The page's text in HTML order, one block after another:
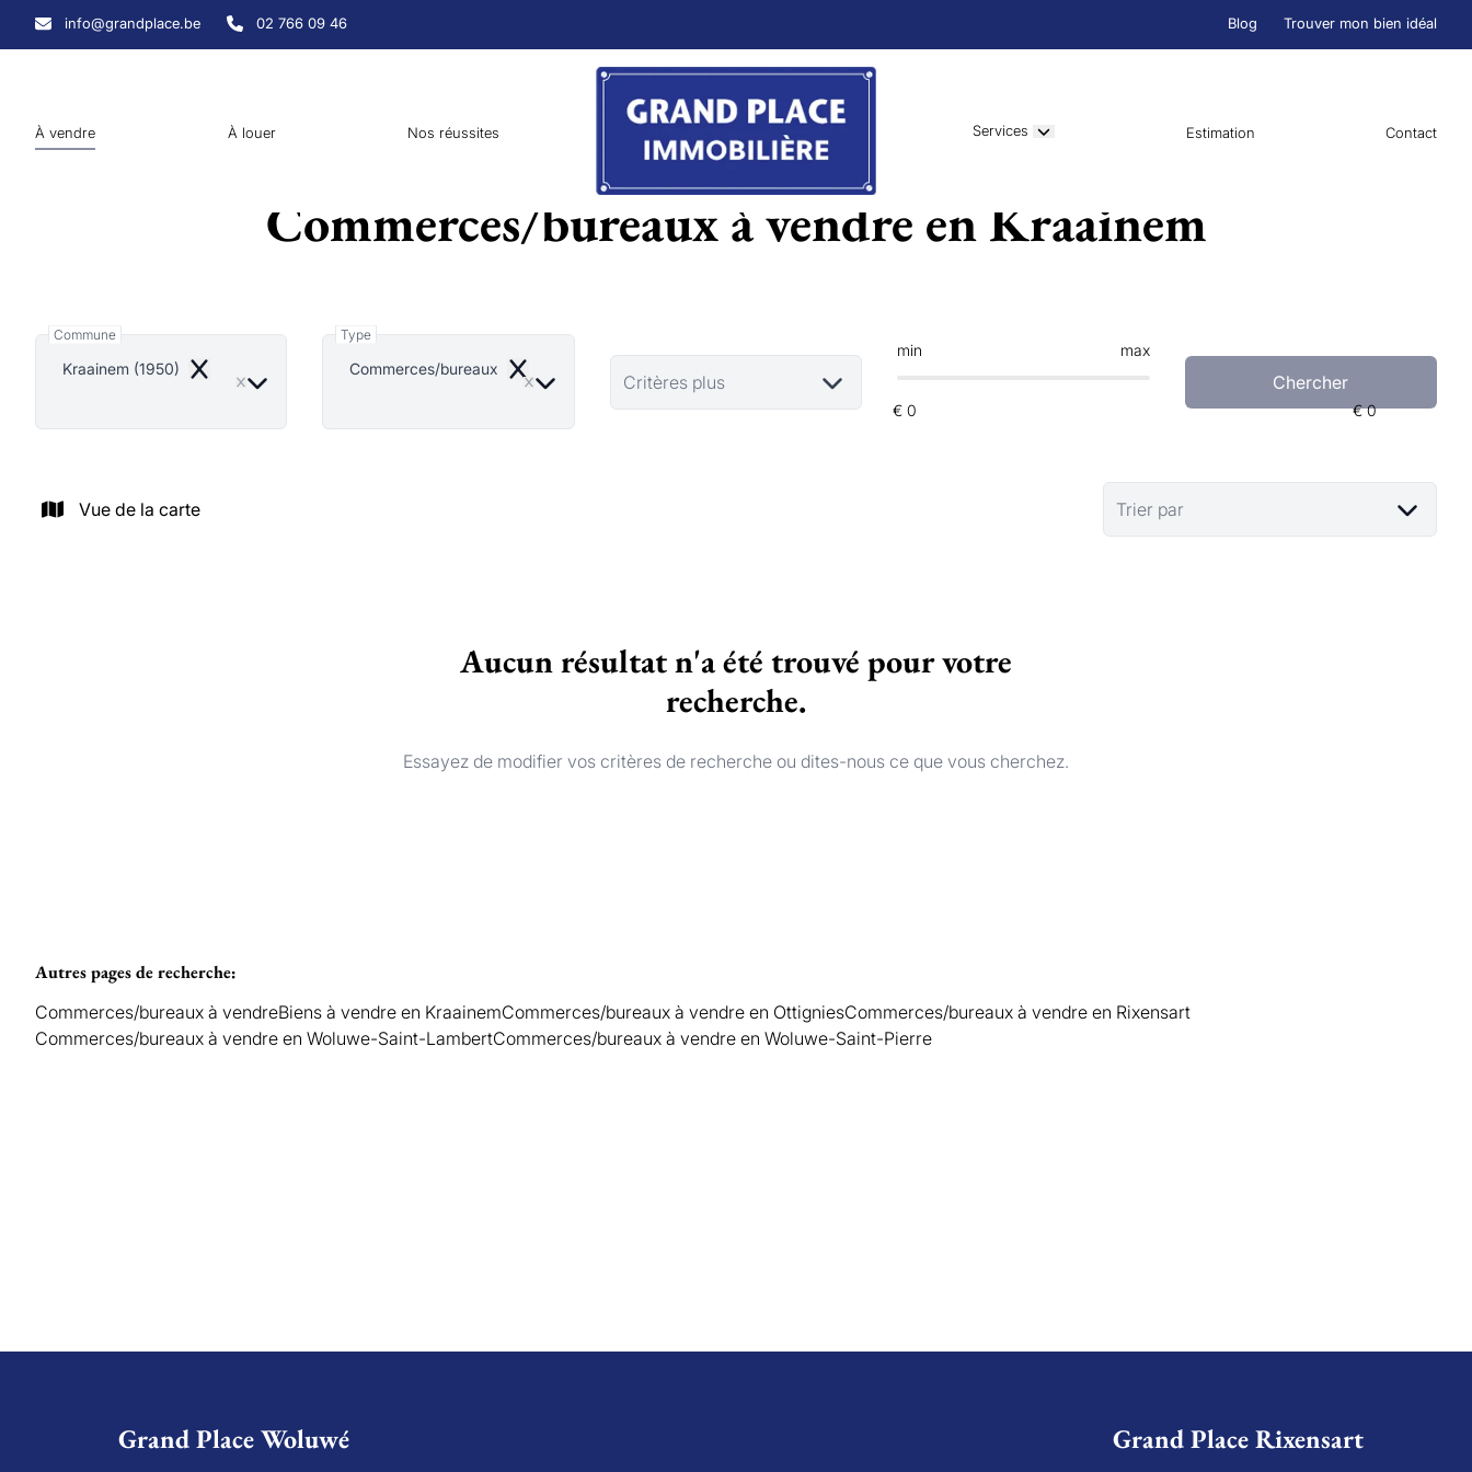
Aller au contenu principal
info@grandplace.be 02 766 09 46 Blog Trouver mon bien idéal
À vendre À louer Nos réussites Services Estimation Contact
Commerces/bureaux à vendre en Kraainem
Commune
Kraainem (1950)
Remove
Type
Commerces/bureaux
Remove Critères plus
min max
Chercher
Vue de la carte Trier par
Aucun résultat n'a été trouvé pour votre
recherche.
Essayez de modifier vos critères de recherche ou dites-nous ce que vous cherchez.
Autres pages de recherche:
Commerces/bureaux à vendreBiens à vendre en KraainemCommerces/bureaux à vendre en OttigniesCommerces/bureaux à vendre en Rixensart
Commerces/bureaux à vendre en Woluwe-Saint-LambertCommerces/bureaux à vendre en Woluwe-Saint-Pierre
Grand Place Woluwé Grand Place Rixensart